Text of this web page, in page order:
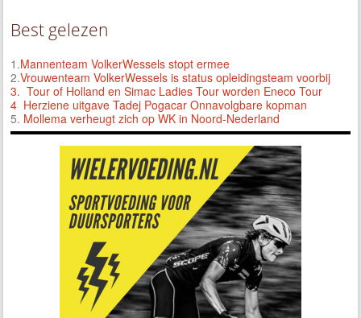
Best gelezen
1.Mannenteam VolkerWessels stopt ermee
2.Vrouwenteam VolkerWessels is status opleidingsteam voorbij
3. Tour of Holland en Simac Ladies Tour worden Eneco Tour
4 Herziene uitgave Tadej Pogacar Onnavolgbare kopman
5. Mollema verheugt zich op WK in Noord-Nederland